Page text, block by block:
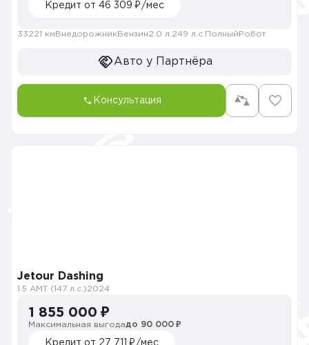
Кредит от 46 309 ₽/мес
33221 км Внедорожник Бензин2.0 л. 249 л.с. Полный Робот
Авто у Партнёра
Консультация
Jetour Dashing
1.5 AMT (147 л.с.)2024
1 855 000 ₽
Максимальная выгодадо 90 000 ₽
Кредит от 27 711 ₽/мес